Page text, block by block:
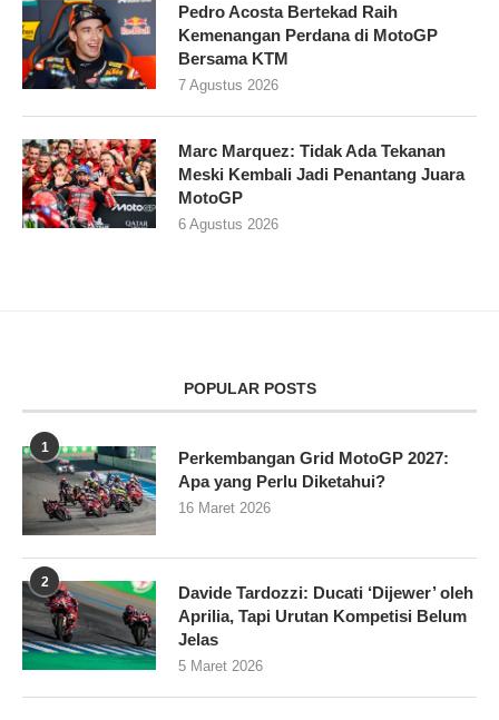
Pedro Acosta Bertekad Raih
Kemenangan Perdana di MotoGP
Bersama KTM
7 Agustus 2026
Marc Marquez: Tidak Ada Tekanan
Meski Kembali Jadi Penantang Juara
MotoGP
6 Agustus 2026
POPULAR POSTS
1
Perkembangan Grid MotoGP 2027:
Apa yang Perlu Diketahui?
16 Maret 2026
2
Davide Tardozzi: Ducati ‘Dijewer’ oleh
Aprilia, Tapi Urutan Kompetisi Belum
Jelas
5 Maret 2026